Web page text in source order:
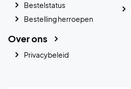
Bestelstatus
Bestelling herroepen
Over ons
Privacybeleid